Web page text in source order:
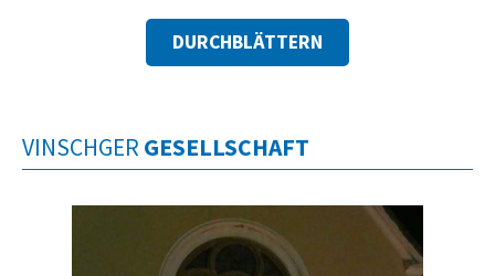
DURCHBLÄTTERN
VINSCHGER GESELLSCHAFT